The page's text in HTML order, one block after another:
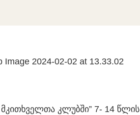
მკითხველთა კლუბში” 7- 14 წლის